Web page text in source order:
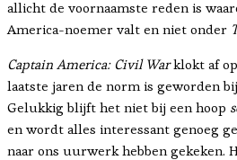
allicht de voornaamste reden is
America-noemer valt en niet onder
Captain America: Civil Warklokt af
laatste jaren de norm is geworden
Gelukkig blijft het niet bij een hoop
en wordt alles interessant genoeg
naar ons uurwerk hebben gekeken.